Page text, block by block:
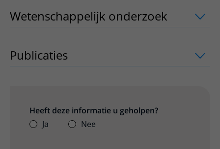
Wetenschappelijk onderzoek
Publicaties uitklapper, klik om te
Heeft deze informatie u geholpen?
Ja
Nee